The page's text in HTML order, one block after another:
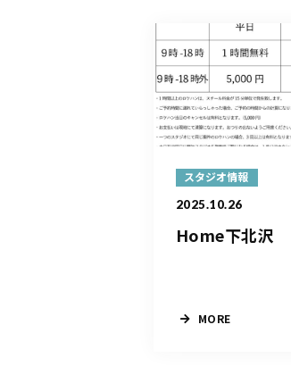
スタジオ情報
2025.10.26
Home下北沢
MORE